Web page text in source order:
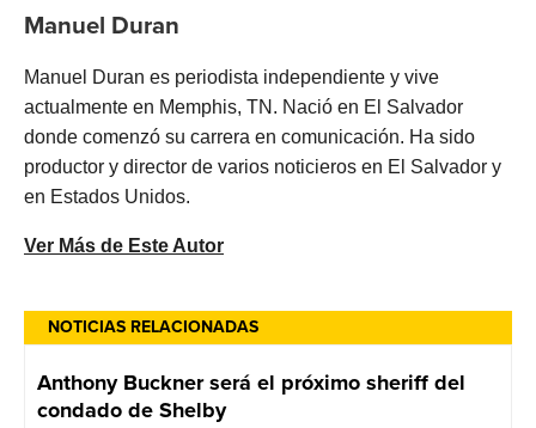
NOTICIAS RELACIONADAS
Anthony Buckner será el próximo sheriff del
condado de Shelby
Manuel Duran
Manuel Duran es periodista independiente y vive
actualmente en Memphis, TN. Nació en El Salvador
donde comenzó su carrera en comunicación. Ha sido
productor y director de varios noticieros en El Salvador y
en Estados Unidos.
Ver Más de Este Autor